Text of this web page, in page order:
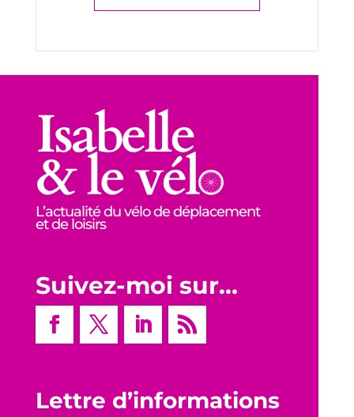
L’actualité du vélo de déplacement
et de loisirs
Suivez-moi sur…
Lettre d’informations